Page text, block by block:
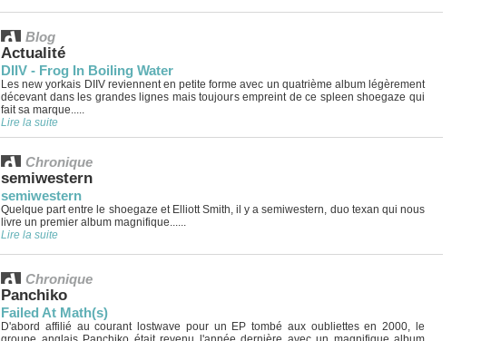
Blog
Actualité
DIIV - Frog In Boiling Water
Les new yorkais DIIV reviennent en petite forme avec un quatrième album légèrement
décevant dans les grandes lignes mais toujours empreint de ce spleen shoegaze qui
fait sa marque.....
Lire la suite
Chronique
semiwestern
semiwestern
Quelque part entre le shoegaze et Elliott Smith, il y a semiwestern, duo texan qui nous
livre un premier album magnifique......
Lire la suite
Chronique
Panchiko
Failed At Math(s)
D'abord affilié au courant lostwave pour un EP tombé aux oubliettes en 2000, le